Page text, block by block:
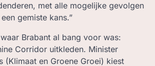
met alle mogelijke gevolgen
gemiste kans.”
Brabant al bang voor was:
Corridor uitkleden. Minister
(Klimaat en Groene Groei) kiest